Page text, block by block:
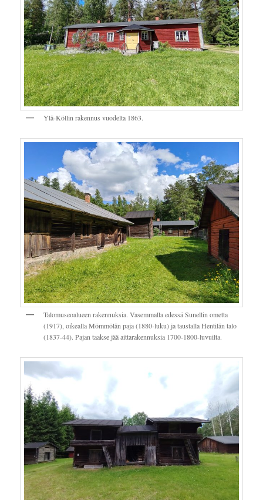
Ylä-Köllin rakennus vuodelta 1863.
Talomuseoalueen rakennuksia. Vasemmalla edessä Sunellin ometta
(1917), oikealla Mömmölän paja (1880-luku) ja taustalla Hentilän talo
(1837-44). Pajan taakse jää aittarakennuksia 1700-1800-luvuilta.